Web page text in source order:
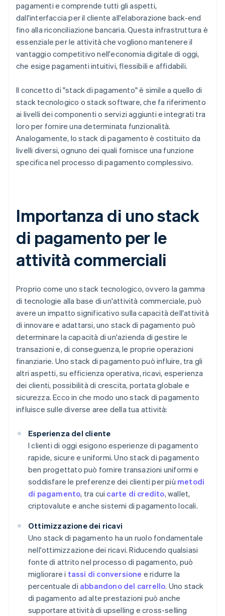
pagamenti e comprende tutti gli aspetti,
dall'interfaccia per il cliente all'elaborazione back-end
fino alla riconciliazione bancaria. Questa infrastruttura è
essenziale per le attività che vogliono mantenere il
vantaggio competitivo nell'economia digitale di oggi,
che esige pagamenti intuitivi, flessibili e affidabili.
Il concetto di "stack di pagamento" è simile a quello di
stack tecnologico o stack software, che fa riferimento
ai livelli dei componenti o servizi aggiunti e integrati tra
loro per fornire una determinata funzionalità.
Analogamente, lo stack di pagamento è costituito da
livelli diversi, ognuno dei quali fornisce una funzione
specifica nel processo di pagamento complessivo.
Importanza di uno stack
di pagamento per le
attività commerciali
Proprio come uno stack tecnologico, ovvero la gamma
di tecnologie alla base di un'attività commerciale, può
avere un impatto significativo sulla capacità dell'attività
di innovare e adattarsi, uno stack di pagamento può
determinare la capacità di un'azienda di gestire le
transazioni e, di conseguenza, le proprie operazioni
finanziarie. Uno stack di pagamento può influire, tra gli
altri aspetti, su efficienza operativa, ricavi, esperienza
dei clienti, possibilità di crescita, portata globale e
sicurezza. Ecco in che modo uno stack di pagamento
influisce sulle diverse aree della tua attività:
Esperienza del cliente
I clienti di oggi esigono esperienze di pagamento
rapide, sicure e uniformi. Uno stack di pagamento
ben progettato può fornire transazioni uniformi e
soddisfare le preferenze dei clienti per più metodi
di pagamento, tra cui carte di credito, wallet,
criptovalute e anche sistemi di pagamento locali.
Ottimizzazione dei ricavi
Uno stack di pagamento ha un ruolo fondamentale
nell'ottimizzazione dei ricavi. Riducendo qualsiasi
fonte di attrito nel processo di pagamento, può
migliorare i tassi di conversione e ridurre la
percentuale di abbandono del carrello. Uno stack
di pagamento ad alte prestazioni può anche
supportare attività di upselling e cross-selling